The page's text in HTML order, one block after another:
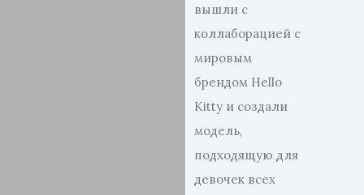
вышли с
коллаборацией с
мировым
брендом Hello
Kitty и создали
модель,
подходящую для
девочек всех